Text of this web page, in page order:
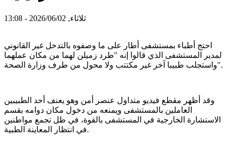
ثلاثاء, 2026/06/02 - 13:08
احتج أطباء بمستشفى أطار على ما وصفوه بالتدخل غير القانوني
لمدير المستشفى الذي قالوا إنه "طرد زميلن لهما من مكان عملهما
واستجلب طبيبا آخر غير مكتتب ولا محول من طرف وزارة الصحة".
وقد أظهر مقطع فيديو متداول عنصر أمن وهو يعنف أحد الطبيبين
العاملين بالمستشفى ويمنعه من دخول مكان دوامه بقسم
الاستشارة الخارجية في المستشفى بالقوة، في ظل تجمع مواطنين
في انتظار المعاينة الطبية.